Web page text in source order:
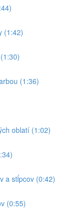
(1:42)
(1:36)
oblatí (1:02)
a stĺpcov (0:42)
(0:55)